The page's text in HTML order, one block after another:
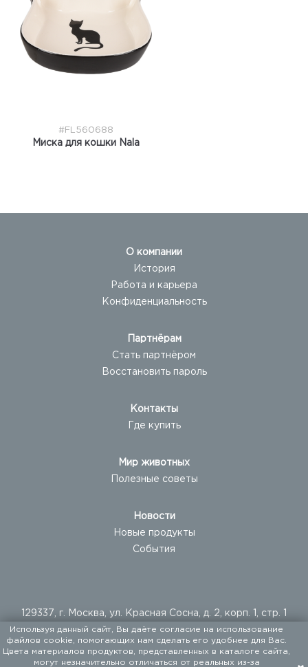
#FL560688
Миска для кошки Nala
О компании
История
Работа и карьера
Конфиденциальность
Партнёрам
Стать партнёром
Восстановить пароль
Контакты
Где купить
Мир животных
Полезные советы
Новости
Новые продукты
События
129337, г. Москва, ул. Красная Сосна, д. 2, корп. 1, стр. 1
+ 7 (495) 960-20-40
+ 7 (495) 122-25-18
Используя данный сайт, Вы даёте согласие на использование
файлов cookie, помогающих нам сделать его удобнее для Вас.
Цвета материалов продуктов, представленных в каталоге сайта,
могут незначительно отличаться от реальных из-за